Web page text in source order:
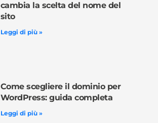
cambia la scelta del nome del
sito
Leggi di più »
Come scegliere il dominio per
WordPress: guida completa
Leggi di più »